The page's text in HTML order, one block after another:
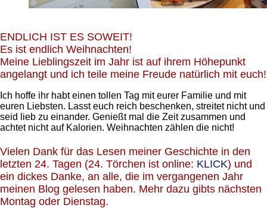
ENDLICH IST ES SOWEIT!
Es ist endlich Weihnachten!
Meine Lieblingszeit im Jahr ist auf ihrem Höhepunkt
angelangt und ich teile meine Freude natürlich mit euch!
Ich hoffe ihr habt einen tollen Tag mit eurer Familie und mit
euren Liebsten. Lasst euch reich beschenken, streitet nicht und
seid lieb zu einander. Genießt mal die Zeit zusammen und
achtet nicht auf Kalorien. Weihnachten zählen die nicht!
Vielen Dank für das Lesen meiner Geschichte in den
letzten 24. Tagen (24. Törchen ist online: KLICK) und
ein dickes Danke, an alle, die im vergangenen Jahr
meinen Blog gelesen haben. Mehr dazu gibts nächsten
Montag oder Dienstag.